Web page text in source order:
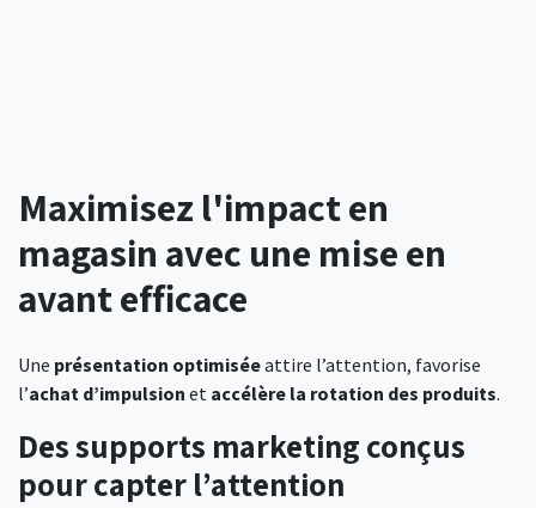
Maximisez l'impact en
magasin avec une mise en
avant efficace
Une présentation optimiséeattire l’attention, favorise
l’achat d’impulsion et accélère la rotation des produits.
Des supports marketing conçus
pour capter l’attention